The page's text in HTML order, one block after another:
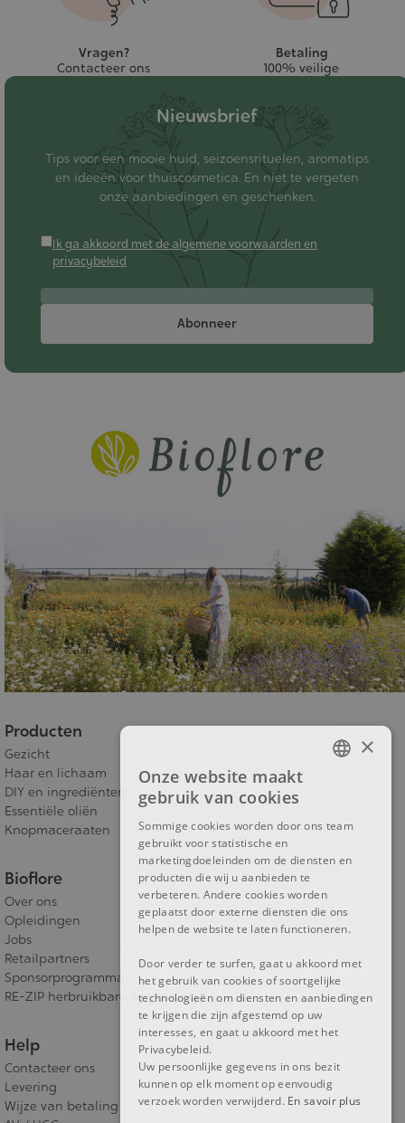
Vragen?
Contacteer ons
Betaling
100% veilige
Producten
Gezicht
Haar en lichaam
DIY en ingrediënten
Essentiële oliën
Knopmaceraaten
Bioflore
Over ons
Opleidingen
Jobs
Retailpartners
Sponsorprogramma
RE-ZIP herbruikbare verpakking
Help
Contacteer ons
Levering
Wijze van betaling
Nieuwsbrief
Tips voor een mooie huid, seizoensrituelen, aromatips
en ideeën voor thuiscosmetica. En niet te vergeten
onze aanbiedingen en geschenken.
Ik ga akkoord met de algemene voorwaarden en
privacybeleid
Abonneer
×
Onze website maakt
gebruik van cookies
Sommige cookies worden door ons team
gebruikt voor statistische en
marketingdoeleinden om de diensten en
producten die wij u aanbieden te
verbeteren. Andere cookies worden
geplaatst door externe diensten die ons
helpen de website te laten functioneren.
Door verder te surfen, gaat u akkoord met
het gebruik van cookies of soortgelijke
technologieën om diensten en aanbiedingen
te krijgen die zijn afgestemd op uw
interesses, en gaat u akkoord met het
Privacybeleid.
Uw persoonlijke gegevens in ons bezit
kunnen op elk moment op eenvoudig
verzoek worden verwijderd. En savoir plus